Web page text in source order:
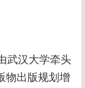
武汉大学牵头
物出版规划增